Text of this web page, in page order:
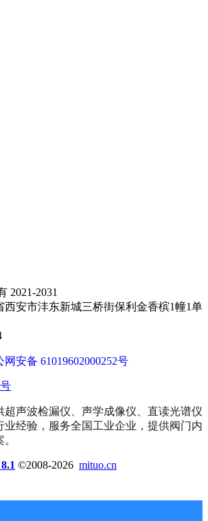
2021-2031
西安市沣东新城三桥街保利金香槟1幢1单
网安备 61019602000252号
超声波检漏仪、声学成像仪、直读光谱仪
业经验，服务全国工业企业，提供阀门内
©2008-2026 mituo.cn